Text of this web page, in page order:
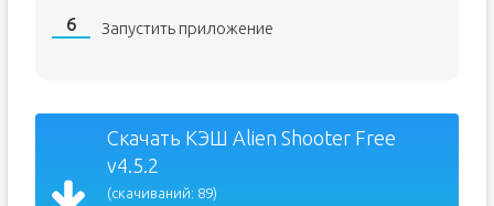
Запустить приложение
Скачать КЭШ Alien Shooter Free
v4.5.2
(скачиваний: 89)